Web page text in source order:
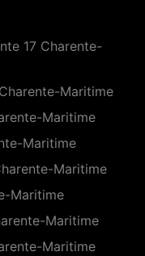
17 Charente-
Maritime
Maritime
Maritime
Maritime
Maritime
Maritime
Maritime